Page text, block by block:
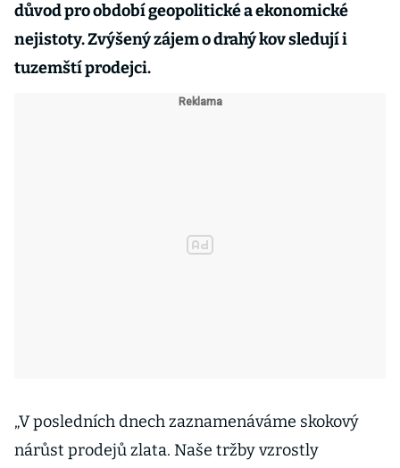
důvod pro období geopolitické a ekonomické
nejistoty. Zvýšený zájem o drahý kov sledují i
tuzemští prodejci.
„V posledních dnech zaznamenáváme skokový
nárůst prodejů zlata. Naše tržby vzrostly